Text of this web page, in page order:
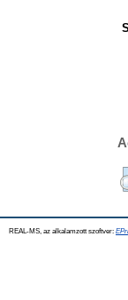
REAL-MS, az alkalamzott szoftver: